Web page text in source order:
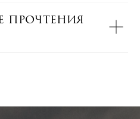
прочтения